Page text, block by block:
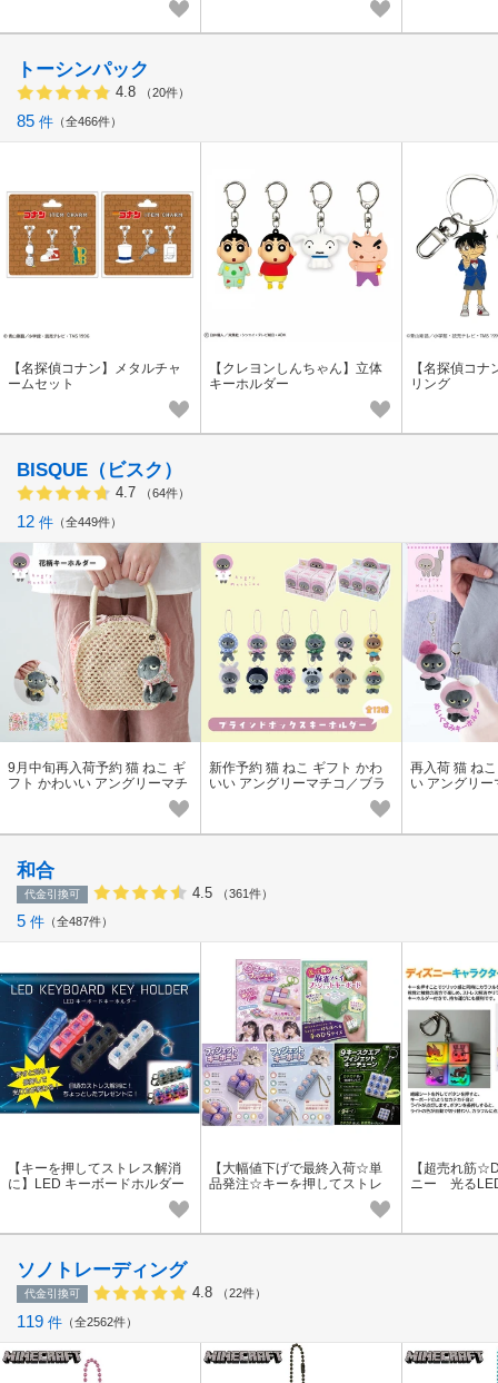
トーシンパック
4.8 （20件）
85 件 全466件
【名探偵コナン】メタルチャ
ームセット
【クレヨンしんちゃん】立体
キーホルダー
【名探偵コ
リング
BISQUE（ビスク）
4.7 （64件）
12 件 全449件
9月中旬再入荷予約 猫 ねこ ギ
フト かわいい アングリーマチ
コフラワー／花柄キーホルダ
新作予約 猫 ねこ ギフト かわ
いい アングリーマチコ／ブラ
インドボックスキーホルダー
再入荷 猫 ね
い アングリ
和合
代金引換可 4.5 （361件）
5 件 全487件
【キーを押してストレス解消
に】LED キーボードホルダー
【大幅値下げで最終入荷☆単
品発注☆キーを押してストレ
ス解消に】フィジェットキー
【超売れ筋
ニー 光る
ソノトレーディング
代金引換可 4.8 （22件）
119 件 全2562件